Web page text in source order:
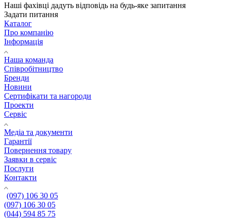
Наші фахівці дадуть відповідь на будь-яке запитання
Задати питання
Каталог
Про компанію
Інформація
Наша команда
Співробітництво
Бренди
Новини
Сертифікати та нагороди
Проекти
Сервіс
Медіа та документи
Гарантії
Повернення товару
Заявки в сервіс
Послуги
Контакти
(097) 106 30 05
(097) 106 30 05
(044) 594 85 75